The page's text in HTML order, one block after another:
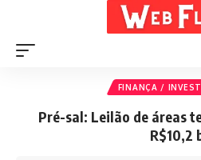
FINANÇA /
Pré-sal: Leilão de áreas
R$10,2